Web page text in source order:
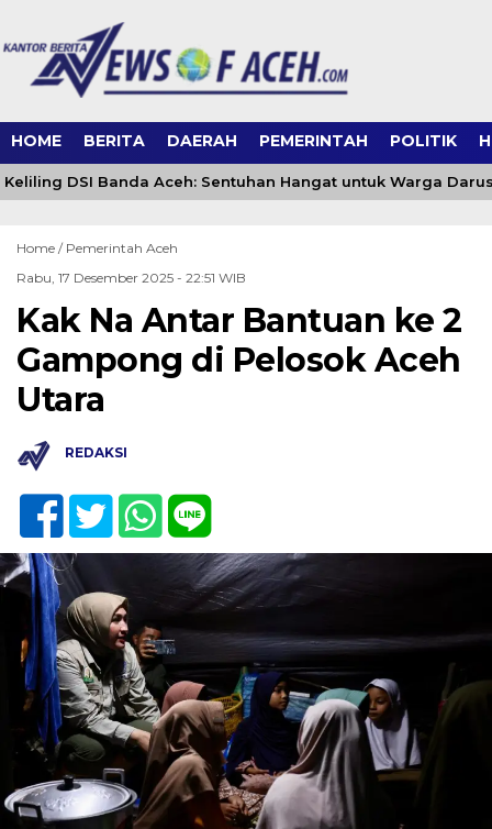
HOME BERITA DAERAH PEMERINTAH POLITIK
DSI Banda Aceh: Sentuhan Hangat untuk Warga
Home / Pemerintah Aceh
Rabu, 17 Desember 2025 - 22:51 WIB
Kak Na Antar Bantuan ke 2
Gampong di Pelosok Aceh
Utara
REDAKSI